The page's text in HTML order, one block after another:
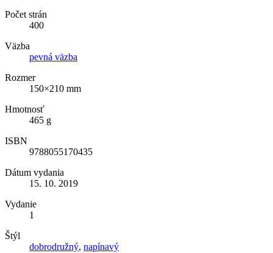
Počet strán
400
Väzba
pevná väzba
Rozmer
150×210 mm
Hmotnosť
465 g
ISBN
9788055170435
Dátum vydania
15. 10. 2019
Vydanie
1
Štýl
dobrodružný, napínavý